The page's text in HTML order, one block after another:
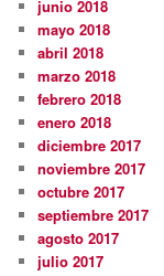
junio 2018
mayo 2018
abril 2018
marzo 2018
febrero 2018
enero 2018
diciembre 2017
noviembre 2017
octubre 2017
septiembre 2017
agosto 2017
julio 2017